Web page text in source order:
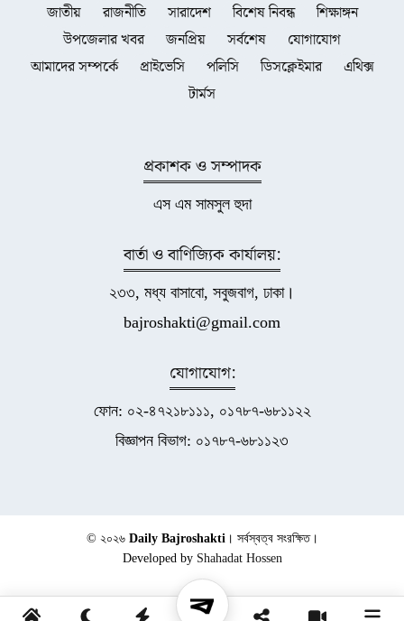
জাতীয় রাজনীতি সারাদেশ বিশেষ নিবন্ধ
শিক্ষাঙ্গন
উপজেলার খবর
জনপ্রিয় সর্বশেষ
যোগাযোগ
আমাদের সম্পর্কে
প্রাইভেসি পলিসি ডিসক্লেইমার
এথিক্স
টার্মস
প্রকাশক ও সম্পাদক
এস এম সামসুল হুদা
বার্তা ও বাণিজ্যিক কার্যালয়:
২৩৩, মধ্য বাসাবো, সবুজবাগ, ঢাকা।
bajroshakti@gmail.com
যোগাযোগ:
ফোন: ০২-৪৭২১৮১১১, ০১৭৮৭-৬৮১১২২
বিজ্ঞাপন বিভাগ: ০১৭৮৭-৬৮১১২৩
© ২০২৬ Daily Bajroshakti । সর্বস্বত্ব সংরক্ষিত।
Developed by Shahadat Hossen